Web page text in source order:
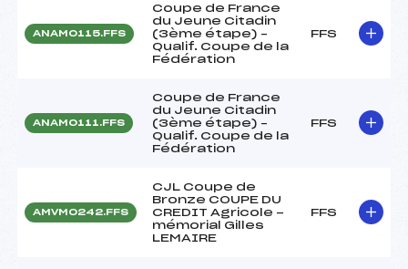
ANAM0115.FFS
Coupe de France
du Jeune Citadin
(3ème étape) –
Qualif. Coupe de la
Fédération
FFS
ANAM0111.FFS
Coupe de France
du Jeune Citadin
(3ème étape) –
Qualif. Coupe de la
Fédération
FFS
AMVM0242.FFS
CJL Coupe de
Bronze COUPE DU
CREDIT Agricole -
mémorial Gilles
LEMAIRE
FFS